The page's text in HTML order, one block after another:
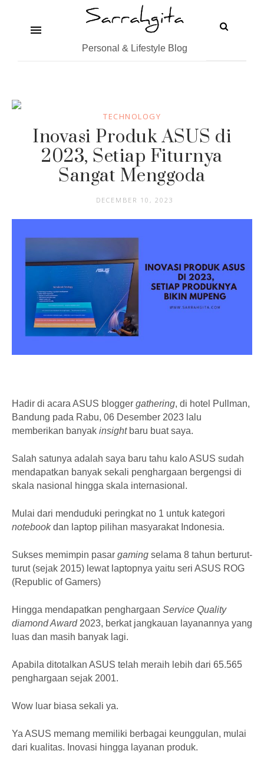
Personal & Lifestyle Blog
TECHNOLOGY
Inovasi Produk ASUS di
2023, Setiap Fiturnya
Sangat Menggoda
DECEMBER 10, 2023
Hadir di acara ASUS blogger gathering, di hotel Pullman,
Bandung pada Rabu, 06 Desember 2023 lalu
memberikan banyak insightbaru buat saya.
Salah satunya adalah saya baru tahu kalo ASUS sudah
mendapatkan banyak sekali penghargaan bergengsi di
skala nasional hingga skala internasional.
Mulai dari menduduki peringkat no 1 untuk kategori
notebookdan laptop pilihan masyarakat Indonesia.
Sukses memimpin pasar gaming selama 8 tahun berturut-
turut (sejak 2015) lewat laptopnya yaitu seri ASUS ROG
(Republic of Gamers)
Hingga mendapatkan penghargaan Service Quality
diamond Award2023, berkat jangkauan layanannya yang
luas dan masih banyak lagi.
Apabila ditotalkan ASUS telah meraih lebih dari 65.565
penghargaan sejak 2001.
Wow luar biasa sekali ya.
Ya ASUS memang memiliki berbagai keunggulan, mulai
dari kualitas. Inovasi hingga layanan produk.